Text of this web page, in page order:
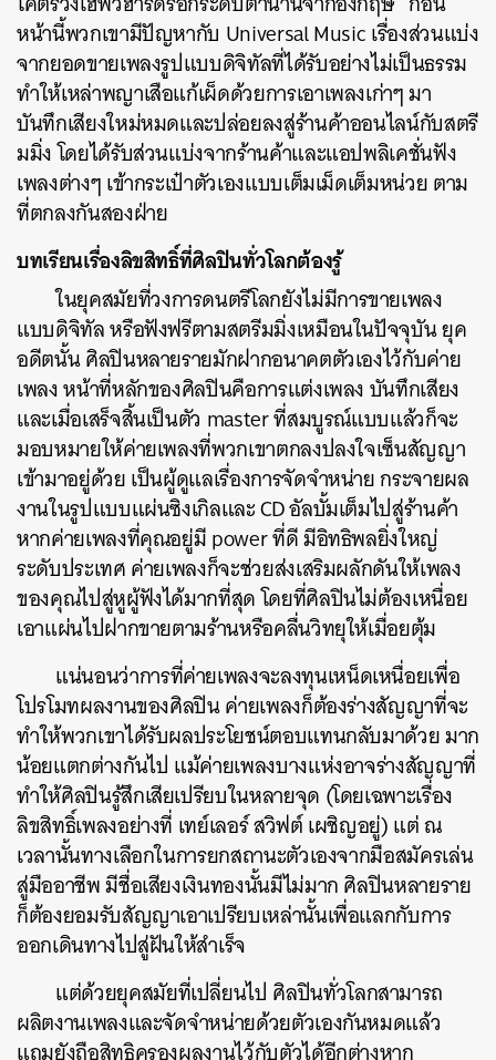
หน้านี้พวกเขามีปัญหากับ Universal Music เรื่องส่วนแบ่ง
จากยอดขายเพลงรูปแบบดิจิทัลที่ได้รับอย่างไม่เป็นธรรม
ทำให้เหล่าพญาเสือแก้เผ็ดด้วยการเอาเพลงเก่าๆ มา
บันทึกเสียงใหม่หมดและปล่อยลงสู่ร้านค้าออนไลน์กับสตรี
มมิ่ง โดยได้รับส่วนแบ่งจากร้านค้าและแอปพลิเคชั่นฟัง
เพลงต่างๆ เข้ากระเป๋าตัวเองแบบเต็มเม็ดเต็มหน่วย ตาม
ที่ตกลงกันสองฝ่าย
บทเรียนเรื่องลิขสิทธิ์ที่ศิลปินทั่วโลกต้องรู้
ในยุคสมัยที่วงการดนตรีโลกยังไม่มีการขายเพลง
แบบดิจิทัล หรือฟังฟรีตามสตรีมมิ่งเหมือนในปัจจุบัน ยุค
อดีตนั้น ศิลปินหลายรายมักฝากอนาคตตัวเองไว้กับค่าย
เพลง หน้าที่หลักของศิลปินคือการแต่งเพลง บันทึกเสียง
และเมื่อเสร็จสิ้นเป็นตัว master ที่สมบูรณ์แบบแล้วก็จะ
มอบหมายให้ค่ายเพลงที่พวกเขาตกลงปลงใจเซ็นสัญญา
เข้ามาอยู่ด้วย เป็นผู้ดูแลเรื่องการจัดจำหน่าย กระจายผล
งานในรูปแบบแผ่นซิงเกิลและ CD อัลบั้มเต็มไปสู่ร้านค้า
หากค่ายเพลงที่คุณอยู่มี power ที่ดี มีอิทธิพลยิ่งใหญ่
ระดับประเทศ ค่ายเพลงก็จะช่วยส่งเสริมผลักดันให้เพลง
ของคุณไปสู่หูผู้ฟังได้มากที่สุด โดยที่ศิลปินไม่ต้องเหนื่อย
เอาแผ่นไปฝากขายตามร้านหรือคลื่นวิทยุให้เมื่อยตุ้ม
แน่นอนว่าการที่ค่ายเพลงจะลงทุนเหน็ดเหนื่อยเพื่อ
โปรโมทผลงานของศิลปิน ค่ายเพลงก็ต้องร่างสัญญาที่จะ
ทำให้พวกเขาได้รับผลประโยชน์ตอบแทนกลับมาด้วย มาก
น้อยแตกต่างกันไป แม้ค่ายเพลงบางแห่งอาจร่างสัญญาที่
ทำให้ศิลปินรู้สึกเสียเปรียบในหลายจุด (โดยเฉพาะเรื่อง
ลิขสิทธิ์เพลงอย่างที่ เทย์เลอร์ สวิฟต์ เผชิญอยู่) แต่ ณ
เวลานั้นทางเลือกในการยกสถานะตัวเองจากมือสมัครเล่น
สู่มืออาชีพ มีชื่อเสียงเงินทองนั้นมีไม่มาก ศิลปินหลายราย
ก็ต้องยอมรับสัญญาเอาเปรียบเหล่านั้นเพื่อแลกกับการ
ออกเดินทางไปสู่ฝันให้สำเร็จ
แต่ด้วยยุคสมัยที่เปลี่ยนไป ศิลปินทั่วโลกสามารถ
ผลิตงานเพลงและจัดจำหน่ายด้วยตัวเองกันหมดแล้ว